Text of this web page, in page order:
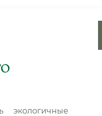
экологичные